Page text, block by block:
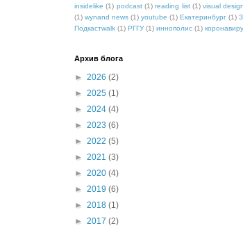
insidelike (1) podcast (1) reading list (1) visual design
(1) wynand news (1) youtube (1) Екатеринбург (1)
Подкастwalk (1) РГГУ (1) иннополис (1)
Архив блога
► 2026 (2)
► 2025 (1)
► 2024 (4)
► 2023 (6)
► 2022 (5)
► 2021 (3)
► 2020 (4)
► 2019 (6)
► 2018 (1)
► 2017 (2)